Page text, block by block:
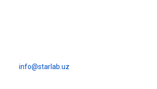
info@starlab.uz